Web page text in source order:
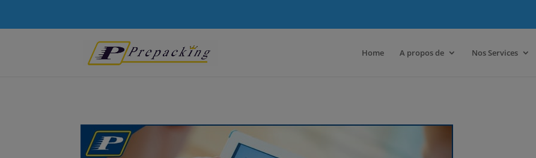
Home A propos de Nos Services